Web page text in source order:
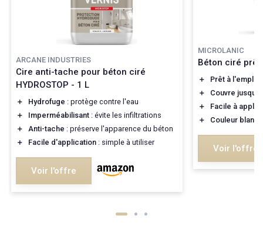
ARCANE INDUSTRIES
Cire anti-tache pour béton ciré
HYDROSTOP - 1 L
＋ Hydrofuge : protège contre l'eau
＋
Imperméabilisant : évite les infiltrations
＋
Anti-tache : préserve l'apparence du béton
＋
Facile d'application : simple à utiliser
Voir l'offre
MICROLANIC
Béton ciré
＋
Prêt à l'emploi
＋
Couvre jusqu'à
＋
Facile à
＋
Couleur blanc
Voir l'offre